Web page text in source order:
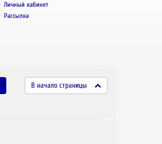
Личный кабинет
Рассылка
В начало страницы